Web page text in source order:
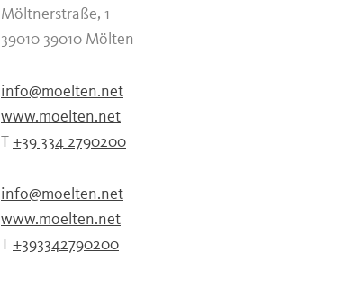
Möltnerstraße, 1
39010 39010 Mölten
info@moelten.net
www.moelten.net
T +39 334 2790200
info@moelten.net
www.moelten.net
T +393342790200